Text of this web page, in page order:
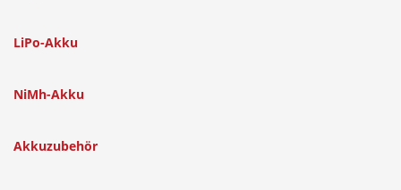
LiPo-Akku
NiMh-Akku
Akkuzubehör